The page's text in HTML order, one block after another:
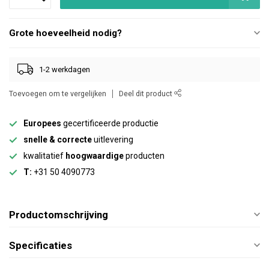
Grote hoeveelheid nodig?
1-2 werkdagen
Toevoegen om te vergelijken Deel dit product
Europees gecertificeerde productie
snelle & correcteuitlevering
kwalitatief hoogwaardigeproducten
T: +31 50 4090773
Productomschrijving
Specificaties